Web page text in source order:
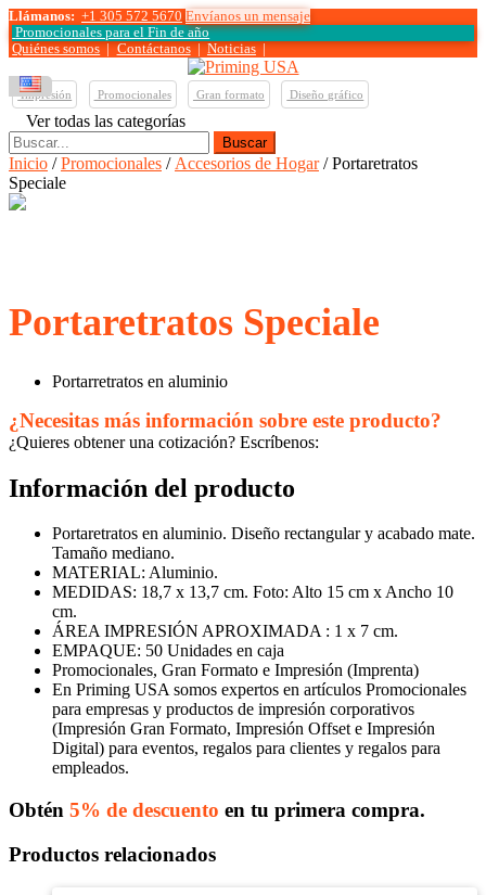
Llámanos: +1 305 572 5670 Envíanos un mensaje
Promocionales para elFin de año
Quiénes somos
Contáctanos Noticias
Impresión Promocionales Gran formato Diseño gráfico
Ver todas las categorías
Buscar:
Inicio /Promocionales / Accesorios de Hogar/ Portaretratos
Speciale
Portaretratos Speciale
Portarretratos en aluminio
¿Necesitas más información sobre este producto?
¿Quieres obtener una cotización? Escríbenos:
Información del producto
Portaretratos en aluminio. Diseño rectangular y acabado mate.
Tamaño mediano.
MATERIAL: Aluminio.
MEDIDAS: 18,7 x 13,7 cm. Foto: Alto 15 cm x​​ Ancho 10
cm​.
ÁREA IMPRESIÓN APROXIMADA : 1 x 7 cm.
EMPAQUE: 50 Unidades en caja
Promocionales, Gran Formato e Impresión (Imprenta)
En Priming USA somos expertos en artículos Promocionales
para empresas y productos de impresión corporativos
(Impresión Gran Formato, Impresión Offset e Impresión
Digital) para eventos, regalos para clientes y regalos para
empleados.
Obtén 5% de descuento en tu primera compra.
Productos relacionados